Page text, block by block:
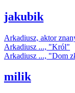
jakubik
Arkadiusz, aktor
Arkadiusz ..., "Król"
Arkadiusz ..., "Dom
milik